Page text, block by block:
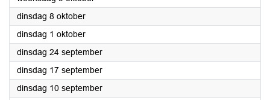
dinsdag 8 oktober2024
dinsdag 1 oktober2024
dinsdag 24 september2024
dinsdag 17 september2024
dinsdag 10 september2024